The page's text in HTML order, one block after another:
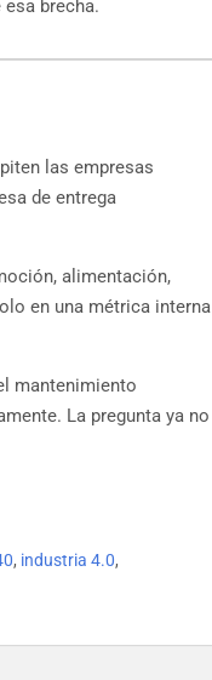
brecha.
las empresas
de entrega
alimentación,
en una métrica interna
mantenimiento
La pregunta ya no
, industria 4.0,